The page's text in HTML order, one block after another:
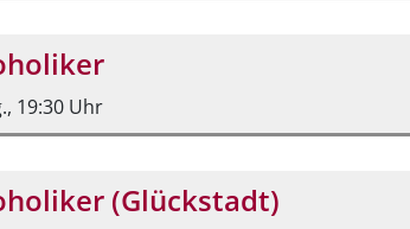
19:30 Uhr
(Glückstadt)